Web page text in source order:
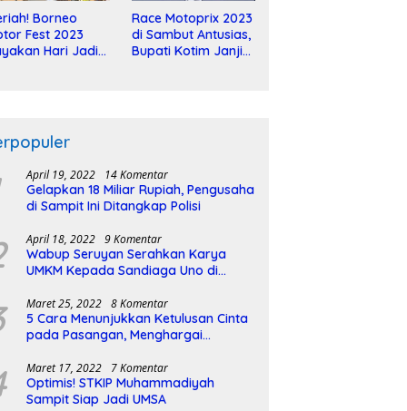
Borneo
Fest 2023
Hari Jadi
Race Motoprix 2023
di Sambut Antusias,
Bupati Kotim Janji
April 19, 2022 14 Komentar
Gelapkan 18 Miliar Rupiah, Pengusaha
di Sampit Ini Ditangkap Polisi
April 18, 2022 9 Komentar
Wabup Seruyan Serahkan Karya
UMKM Kepada Sandiaga Uno di
Maret 25, 2022 8 Komentar
5 Cara Menunjukkan Ketulusan Cinta
pada Pasangan, Menghargai
Maret 17, 2022 7 Komentar
Optimis! STKIP Muhammadiyah
Sampit Siap Jadi UMSA